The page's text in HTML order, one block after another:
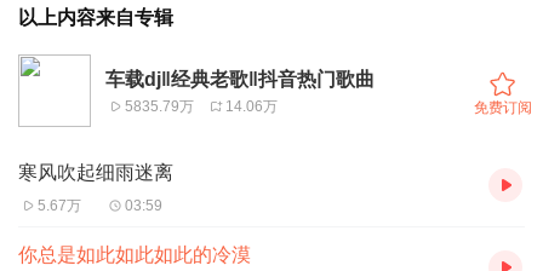
以上内容来自专辑
车载dj‖经典老歌‖抖音热门歌曲
5835.79万 14.06万 免费订阅
寒风吹起细雨迷离
5.67万 03:59
你总是如此如此如此的冷漠